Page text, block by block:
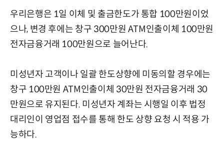
우리은행은 1일 이체 및 출금한도가 통합 100만원이었
으나, 변경 후에는 창구 300만원 ATM인출이체 100만원
전자금융거래 100만원으로 늘어난다.
미성년자 고객이나 일괄 한도상향에 미동의할 경우에는
창구 100만원 ATM인출이체 30만원 전자금융거래 30
만원으로 유지된다. 미성년자 계좌는 시행일 이후 법정
대리인이 영업점 접수를 통해 한도 상향 요청 시 적용 가
능하다.